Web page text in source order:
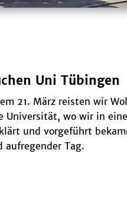
Uni Tübingen
21. März reisten wir
Universität, wo wir in
und vorgeführt
aufregender Tag.